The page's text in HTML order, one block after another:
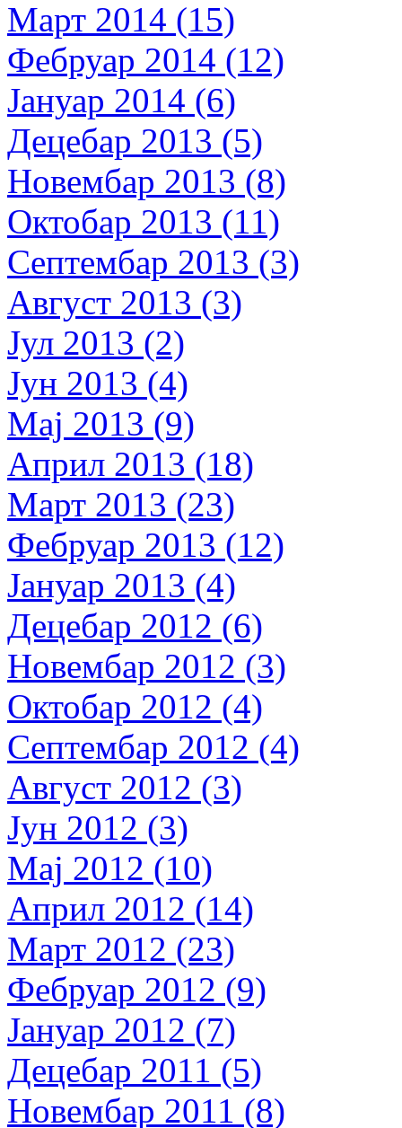
Март 2014 (15)
Фебруар 2014 (12)
Јануар 2014 (6)
Децебар 2013 (5)
Новембар 2013 (8)
Октобар 2013 (11)
Септембар 2013 (3)
Август 2013 (3)
Јул 2013 (2)
Јун 2013 (4)
Мај 2013 (9)
Април 2013 (18)
Март 2013 (23)
Фебруар 2013 (12)
Јануар 2013 (4)
Децебар 2012 (6)
Новембар 2012 (3)
Октобар 2012 (4)
Септембар 2012 (4)
Август 2012 (3)
Јун 2012 (3)
Мај 2012 (10)
Април 2012 (14)
Март 2012 (23)
Фебруар 2012 (9)
Јануар 2012 (7)
Децебар 2011 (5)
Новембар 2011 (8)